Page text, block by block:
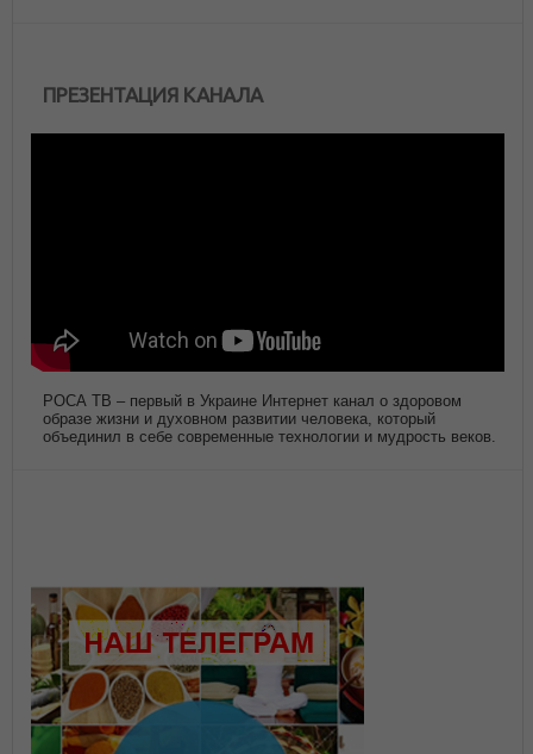
ПРЕЗЕНТАЦИЯ КАНАЛА
РОСА ТВ – первый в Украине Интернет канал о здоровом
образе жизни и духовном развитии человека, который
объединил в себе современные технологии и мудрость веков.